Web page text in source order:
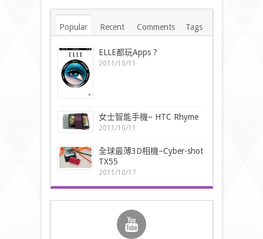
Popular Recent Comments Tags
ELLE都玩Apps ?
2011/10/11
女士智能手機– HTC Rhyme
2011/10/11
全球最薄3D相機–Cyber-shot
TX55
2011/10/17